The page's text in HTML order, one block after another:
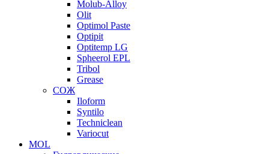
Molub-Alloy
Olit
Optimol Paste
Optipit
Optitemp LG
Spheerol EPL
Tribol
Grease
СОЖ
Iloform
Syntilo
Techniclean
Variocut
MOL